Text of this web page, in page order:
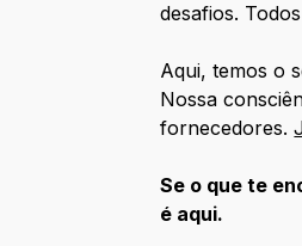
desafios.
Aqui, temos o
Nossa
fornecedores.
Se o que te
é aqui.